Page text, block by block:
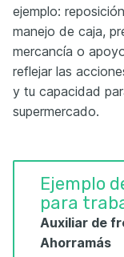
ejemplo:
manejo de caja,
mercancía o
reflejar las
y tu capacidad
supermercado.
Ejemplo
para
Auxiliar de
Ahorramás